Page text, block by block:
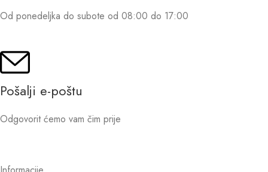
Od ponedeljka do subote od 08:00 do 17:00
Pošalji e-poštu
Odgovorit ćemo vam čim prije